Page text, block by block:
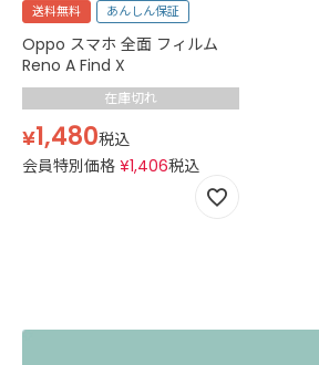
送料無料 あんしん保証
Oppo スマホ 全面 フィルム
Reno A Find X
在庫切れ
¥1,480税込
会員特別価格 ¥1,406税込